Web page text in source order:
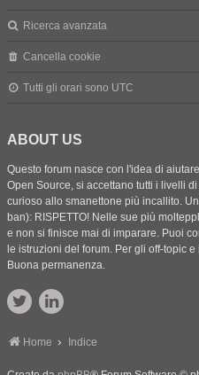
Ricerca avanzata
Cancella cookie
Tutti gli orari sono UTC
ABOUT US
Questo forum nasce con l'idea di
Open Source, si accettano tutti i livelli
curioso allo smanettone più incallito.
ban): RISPETTO! Nelle sue più
e non si finisce mai di imparare. Puoi
le istruzioni del forum. Per gli off-topic
Buona permanenza.
Home Indice